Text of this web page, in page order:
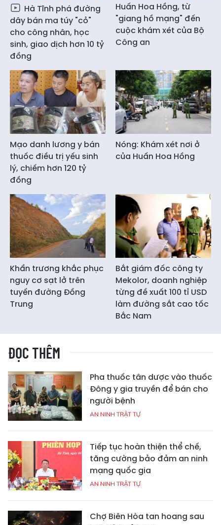
Hà Tĩnh phá đường
dây bán ma túy "cỏ"
cho công nhân, học
sinh, giao dịch hơn 10 tỷ
đồng
Huấn Hoa Hồng, từ
"giang hồ mạng" đến
cuộc khám xét của Bộ
Công an
Mạo danh lương y bán
thuốc điều trị yếu sinh
lý, chiếm hơn 120 tỷ
đồng
Nóng: Khám xét nơi ở
của Huấn Hoa Hồng
Khẩn trương khắc phục
nguy cơ sạt lở trên
tuyến đường Đồng
Trung
Bắt giám đốc công ty
Mekolor, doanh nghiệp
từng đề xuất 100 tỉ USD
làm đường sắt cao tốc
Bắc Nam
ĐỌC THÊM
Pha thuốc tân dược vào thuốc
Đông y gia truyền để bán cho
người bệnh
AN NINH TRẬT TỰ
Tiếp tục hoàn thiện thể chế,
tăng cường bảo đảm an ninh
mạng quốc gia
AN NINH TRẬT TỰ
Chợ Biên Hòa tan hoang sau